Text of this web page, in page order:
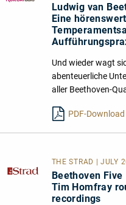
Ludwig van
Eine
Und wieder wagt
abenteuerliche
aller Beethoven-
PDF-Download
THE STRAD | JULY
Beethoven Five
Tim Homfray
recordings